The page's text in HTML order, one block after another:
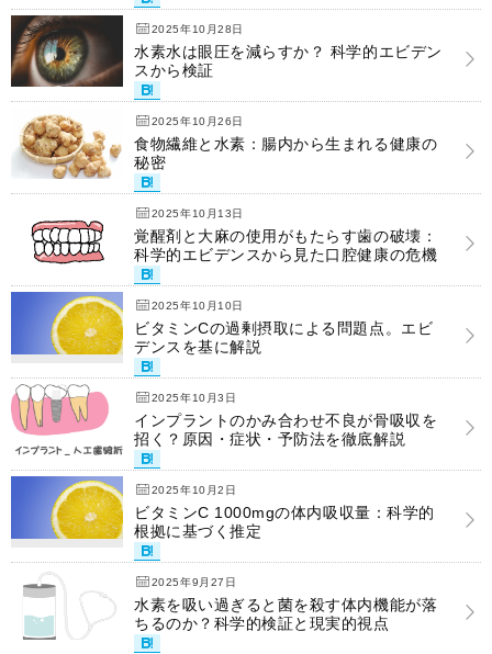
2025年10月28日
水素水は眼圧を減らすか？ 科学的エビデン
スから検証
2025年10月26日
食物繊維と水素：腸内から生まれる健康の
秘密
2025年10月13日
覚醒剤と大麻の使用がもたらす歯の破壊：
科学的エビデンスから見た口腔健康の危機
2025年10月10日
ビタミンCの過剰摂取による問題点。エビ
デンスを基に解説
2025年10月3日
インプラントのかみ合わせ不良が骨吸収を
招く？原因・症状・予防法を徹底解説
2025年10月2日
ビタミンC 1000mgの体内吸収量：科学的
根拠に基づく推定
2025年9月27日
水素を吸い過ぎると菌を殺す体内機能が落
ちるのか？科学的検証と現実的視点